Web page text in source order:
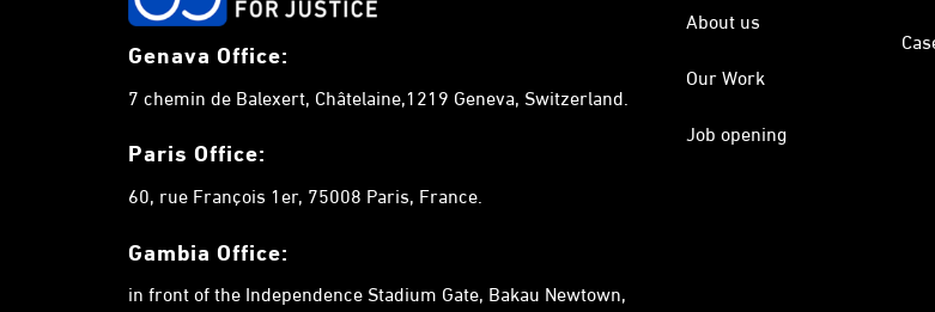
Genava Office:
7 chemin de Balexert, Châtelaine,1219 Geneva, Switzerland.
Paris Office:
60, rue François 1er, 75008 Paris, France.
Gambia Office:
in front of the Independence Stadium Gate, Bakau Newtown,
About us
Our Work
Job opening